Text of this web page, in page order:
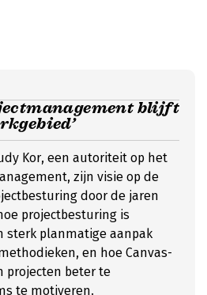
blijft
Kor, een autoriteit op het
zijn visie op de
door de jaren
projectbesturing is
sterk planmatige aanpak
en hoe Canvas-
projecten beter te
te motiveren.